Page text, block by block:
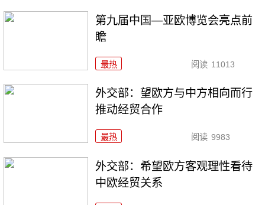
第九届中国—亚欧博览会亮点前
瞻
最热 阅读 11013
外交部：望欧方与中方相向而行
推动经贸合作
最热 阅读 9983
外交部：希望欧方客观理性看待
中欧经贸关系